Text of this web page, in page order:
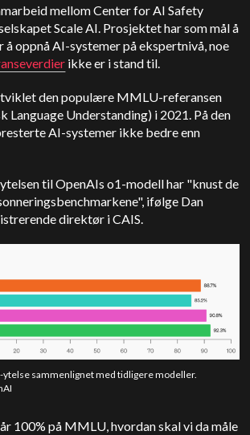
mellom Center for AI Safety
Scale AI. Prosjektet har som mål å
å oppnå AI-systemer på ekspertnivå, noe
ikke er i stand til.
den populære MMLU-referansen
Language Understanding) i 2021. På den
AI-systemer ikke bedre enn
til OpenAIs o1-modell har "knust de
ifølge Dan
direktør i CAIS.
ytelse sammenlignet med tidligere modeller.
100% på MMLU, hvordan skal vi da måle